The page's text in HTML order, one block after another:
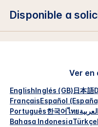
Disponible a
Ver en
English Inglés (GB) 日本語
FrançaisEspañol
Português한국어ไทยالعربية
Bahasa IndonesiaTürkçe